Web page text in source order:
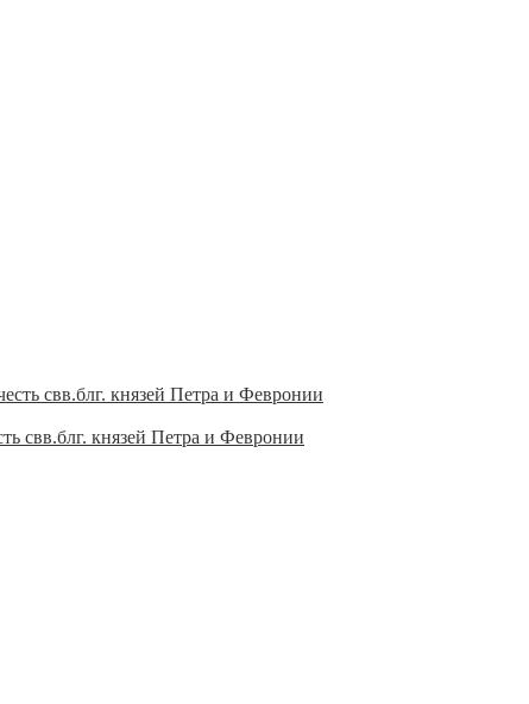
свв.блг. князей Петра и Февронии